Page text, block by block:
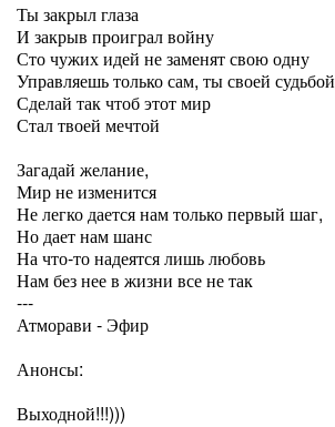
Ты закрыл глаза
И закрыв проиграл войну
Сто чужих идей не заменят свою одну
Управляешь только сам, ты своей судьбой
Сделай так чтоб этот мир
Стал твоей мечтой
Загадай желание,
Мир не изменится
Не легко дается нам только первый шаг,
Но дает нам шанс
На что-то надеятся лишь любовь
Нам без нее в жизни все не так
---
Атморави - Эфир
Анонсы:
Выходной!!!)))